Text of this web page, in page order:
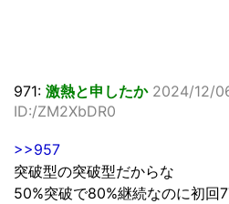
971: 激熱と申したか 2024/12/
ID:/ZM2XbDR0
>>957
突破型の突破型だからな
50%突破で80%継続なのに初回